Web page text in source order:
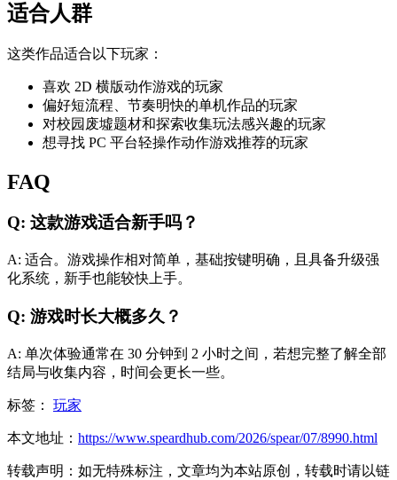
适合人群
这类作品适合以下玩家：
喜欢 2D 横版动作游戏的玩家
偏好短流程、节奏明快的单机作品的玩家
对校园废墟题材和探索收集玩法感兴趣的玩家
想寻找 PC 平台轻操作动作游戏推荐的玩家
FAQ
Q: 这款游戏适合新手吗？
A: 适合。游戏操作相对简单，基础按键明确，且具备升级强
化系统，新手也能较快上手。
Q: 游戏时长大概多久？
A: 单次体验通常在 30 分钟到 2 小时之间，若想完整了解全部
结局与收集内容，时间会更长一些。
标签： 玩家
本文地址： https://www.speardhub.com/2026/spear/07/8990.html
转载声明： 如无特殊标注，文章均为本站原创，转载时请以链